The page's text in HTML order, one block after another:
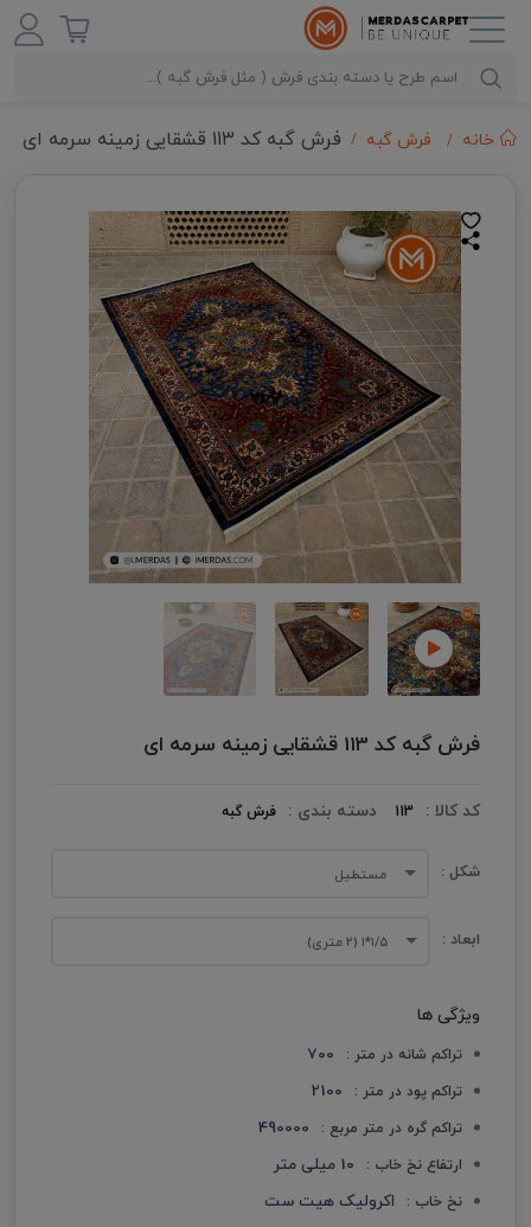
خانه فرش گبه فرش گبه کد 113 قشقایی زمینه سرمه ای
فرش گبه کد 113 قشقایی زمینه سرمه ای
کد کالا : 113 دسته بندی : فرش گبه
شکل : مستطیل
ابعاد : ۱/۵*۱ (۲ متری)
ویژگی ها
تراکم شانه در متر : 700
تراکم پود در متر : 2100
تراکم گره در متر مربع : 490000
ارتفاع نخ خاب : 10 میلی متر
نخ خاب : اکرولیک هیت ست